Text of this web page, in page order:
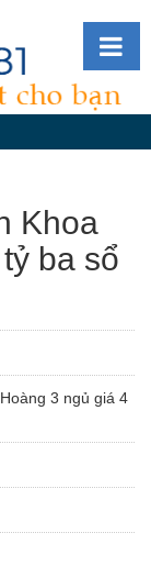
Khoa
ba sổ
3 ngủ giá 4